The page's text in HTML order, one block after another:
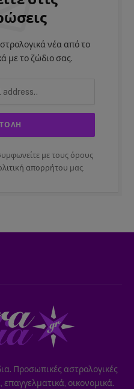
νέα από το
με το ζώδιο σας.
με τους όρους
απορρήτου μας.
Προσωπικές αστρολογικές
οικονομικά.